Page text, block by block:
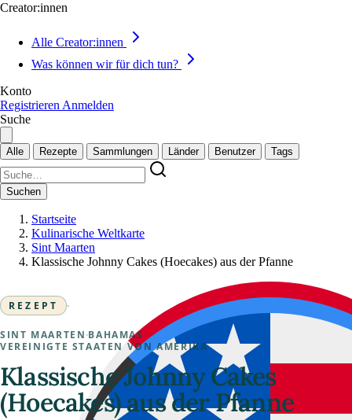
Creator:innen
Alle Creator:innen
Was können wir für dich tun?
Konto
Registrieren Anmelden
Suche
Alle Rezepte Sammlungen Länder Benutzer Tags
Suchen
Startseite
Kulinarische Weltkarte
Sint Maarten
Klassische Johnny Cakes (Hoecakes) aus der Pfanne
REZEPT ·
SINT MAARTEN ·BAHAMAS ·
VEREINIGTE STAATEN VON AMERIKA
Klassische Johnny Cakes
(Hoecakes) aus der Pfanne